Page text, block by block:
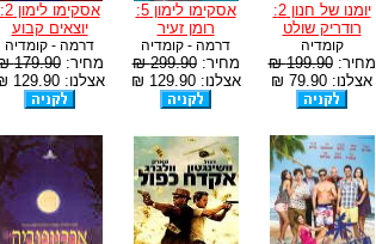
יומנו של חנון 2:
רודריק שולט
קומדיה
מחיר:199.90 ₪
אצלנו: 79.90 ₪
אסקימו לימון 5:
רומן זעיר
דרמה - קומדיה
מחיר:299.90 ₪
אצלנו: 129.90 ₪
אסקימו לימון 2:
יוצאים קבוע
דרמה - קומדיה
מחיר:179.90 ₪
אצלנו: 129.90 ₪